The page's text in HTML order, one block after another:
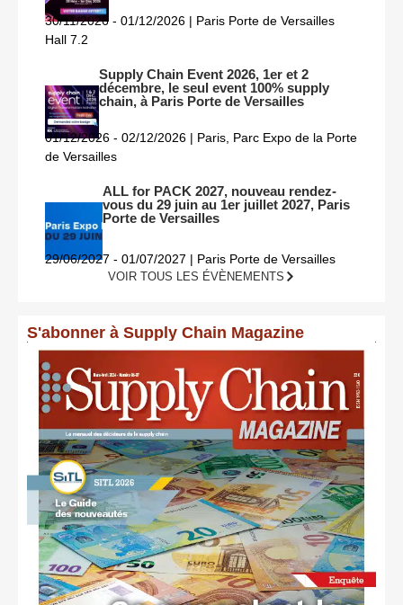
30/11/2026 - 01/12/2026 | Paris Porte de Versailles
Hall 7.2
Supply Chain Event 2026, 1er et 2
décembre, le seul event 100% supply
chain, à Paris Porte de Versailles
01/12/2026 - 02/12/2026 | Paris, Parc Expo de la Porte
de Versailles
ALL for PACK 2027, nouveau rendez-
vous du 29 juin au 1er juillet 2027, Paris
Porte de Versailles
29/06/2027 - 01/07/2027 | Paris Porte de Versailles
VOIR TOUS LES ÉVÈNEMENTS
S'abonner à Supply Chain Magazine